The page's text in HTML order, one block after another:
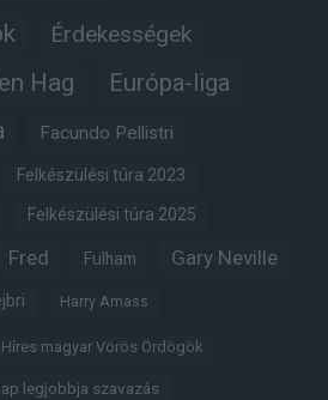
Érdekességek
Hag Európa-liga
Facundo Pellistri
Felkészülési túra 2023
Felkészülési túra 2025
Fred Fulham Gary Neville
Harry Amass
Híres magyar Vörös Ördögök
legjobbja szavazás